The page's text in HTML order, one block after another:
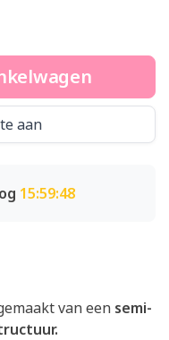
aan
15:59:48
van een semi-